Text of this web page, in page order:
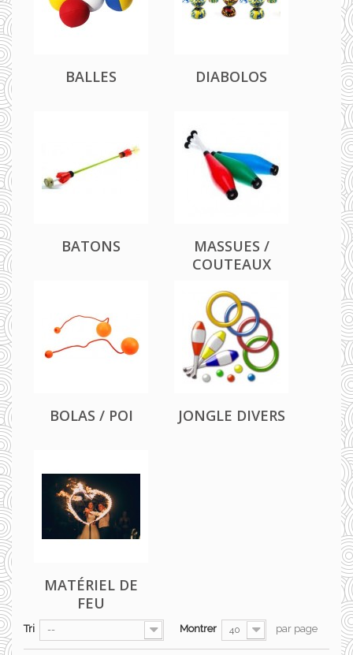
BALLES DIABOLOS
BATONS
MASSUES /
COUTEAUX
BOLAS / POI JONGLE DIVERS
MATÉRIEL DE
FEU
Tri -- Montrer 40 par page